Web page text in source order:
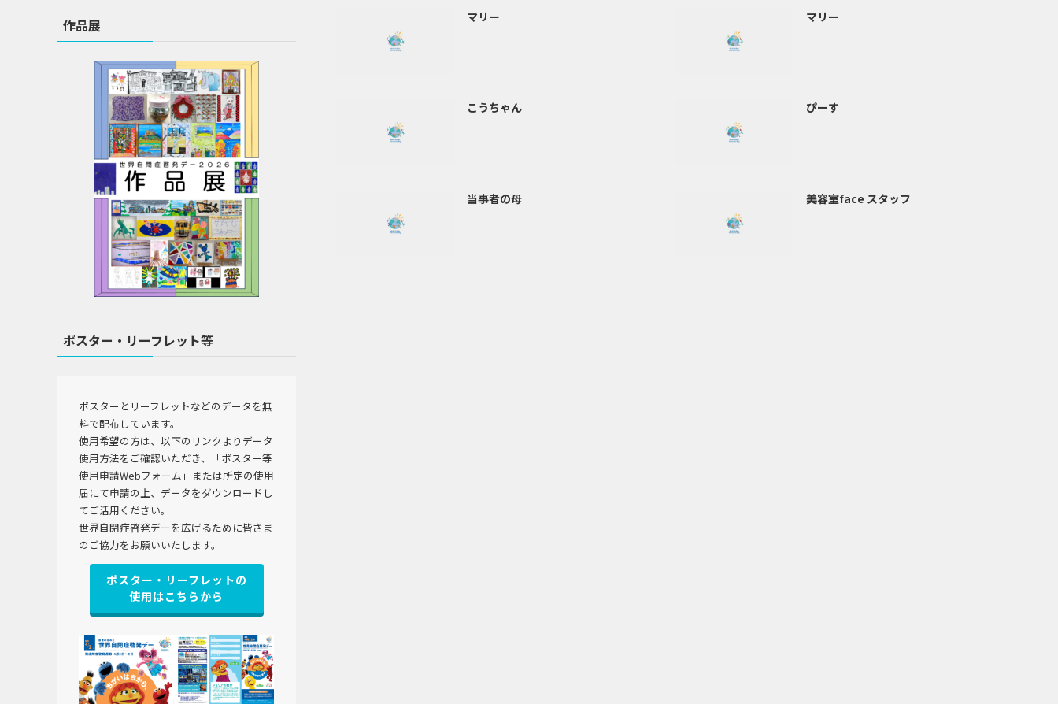
マリー マリー
こうちゃん ぴーす
当事者の母 美容室face スタッフ
作品展
ポスター・リーフレット等
ポスターとリーフレットなどのデータを無
料で配布しています。
使用希望の方は、以下のリンクよりデータ
使用方法をご確認いただき、「ポスター等
使用申請Webフォーム」または所定の使用
届にて申請の上、データをダウンロードし
てご活用ください。
世界自閉症啓発デーを広げるために皆さま
のご協力をお願いいたします。
ポスター・リーフレットの
使用はこちらから